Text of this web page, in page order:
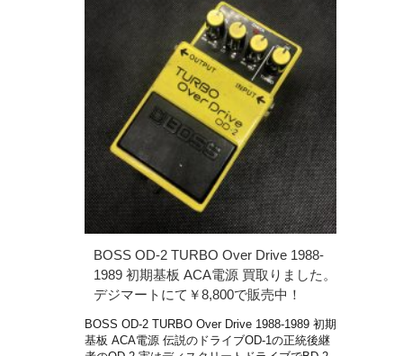
BOSS OD-2 TURBO Over Drive 1988-
1989 初期基板 ACA電源 買取りました。
デジマートにて￥8,800で販売中！
BOSS OD-2 TURBO Over Drive 1988-1989 初期
基板 ACA電源 伝説のドライブOD-1の正統後継